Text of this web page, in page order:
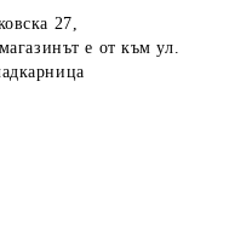
27,
е от към ул.